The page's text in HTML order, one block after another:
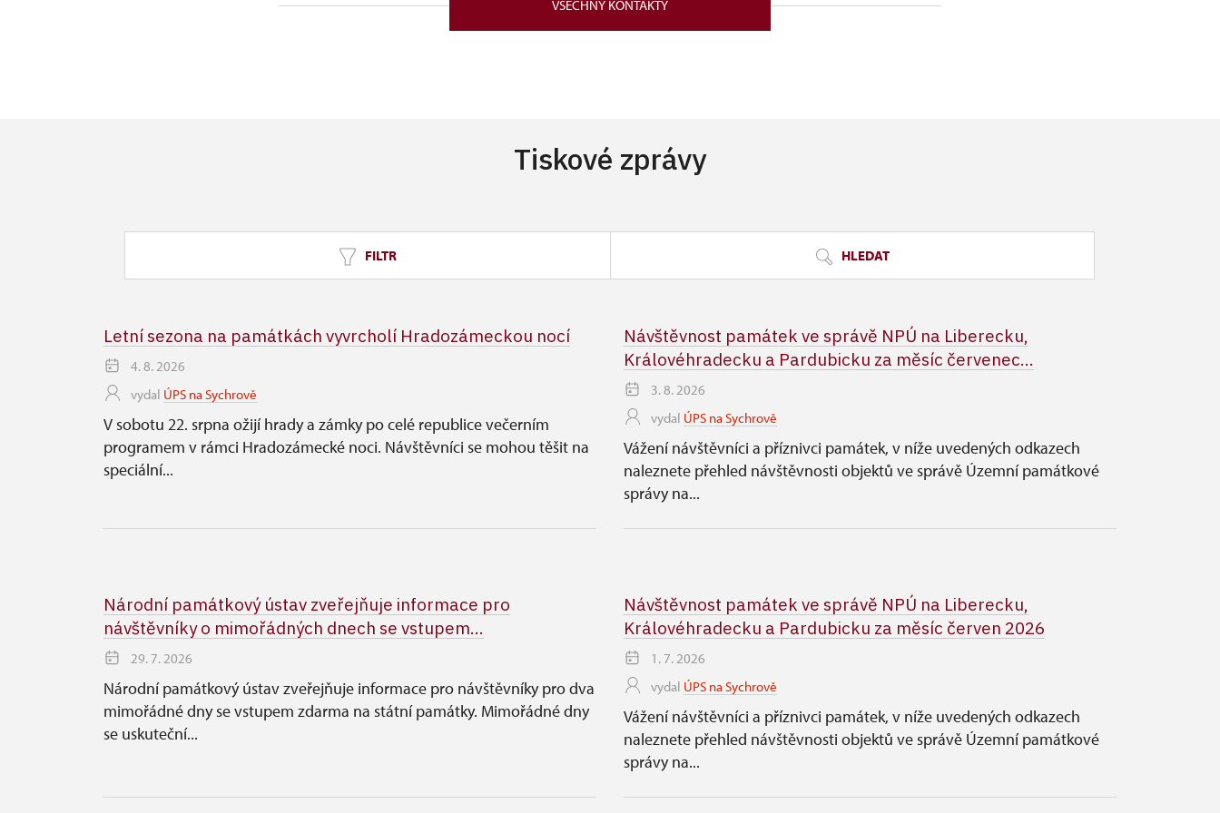
2023 jmenován kastelánem státního zámku Náchod na dobu určitou – do 31. 3. 2024,
nebo do nástupu nového kastelána po řádném výběrovém řízení.
VŠECHNY KONTAKTY
Tiskové zprávy
FILTR HLEDAT
Letní sezona na památkách vyvrcholí Hradozámeckou nocí
4. 8. 2026
vydal ÚPS na Sychrově
V sobotu 22. srpna ožijí hrady a zámky po celé republice večerním
programem v rámci Hradozámecké noci. Návštěvníci se mohou těšit na
speciální...
Návštěvnost památek ve správě NPÚ na Liberecku,
Královéhradecku a Pardubicku za měsíc červenec...
3. 8. 2026
vydal ÚPS na Sychrově
Vážení návštěvníci a příznivci památek, v níže uvedených odkazech
naleznete přehled návštěvnosti objektů ve správě Územní památkové
správy na...
Národní památkový ústav zveřejňuje informace pro
návštěvníky o mimořádných dnech se vstupem...
29. 7. 2026
Národní památkový ústav zveřejňuje informace pro návštěvníky pro dva
mimořádné dny se vstupem zdarma na státní památky. Mimořádné dny
se uskuteční...
Návštěvnost památek ve správě NPÚ na Liberecku,
Královéhradecku a Pardubicku za měsíc červen 2026
1. 7. 2026
vydal ÚPS na Sychrově
Vážení návštěvníci a příznivci památek, v níže uvedených odkazech
naleznete přehled návštěvnosti objektů ve správě Územní památkové
správy na...